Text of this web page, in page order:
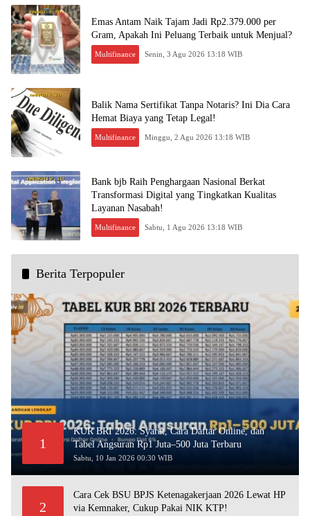
Emas Antam Naik Tajam Jadi Rp2.379.000 per
Gram, Apakah Ini Peluang Terbaik untuk Menjual?
Multifinance Senin, 3 Agu 2026 13:18 WIB
Balik Nama Sertifikat Tanpa Notaris? Ini Dia Cara
Hemat Biaya yang Tetap Legal!
Multifinance Minggu, 2 Agu 2026 13:18 WIB
Bank bjb Raih Penghargaan Nasional Berkat
Transformasi Digital yang Tingkatkan Kualitas
Layanan Nasabah!
Multifinance Sabtu, 1 Agu 2026 13:18 WIB
Berita Terpopuler
1
KUR BRI 2026: Syarat, Cara Daftar Online, dan
Tabel Angsuran Rp1 Juta–500 Juta Terbaru
Sabtu, 10 Jan 2026 00:30 WIB
2
Cara Cek BSU BPJS Ketenagakerjaan 2026 Lewat HP
via Kemnaker, Cukup Pakai NIK KTP!